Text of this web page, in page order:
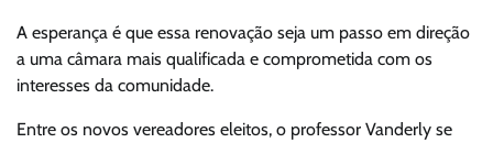
A esperança é que essa renovação seja um passo em direção
a uma câmara mais qualificada e comprometida com os
interesses da comunidade.
Entre os novos vereadores eleitos, o professor Vanderly se